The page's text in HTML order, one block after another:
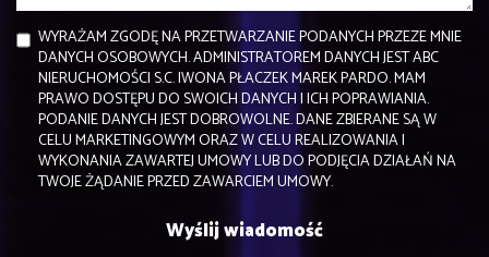
WYRAŻAM ZGODĘ NA PRZETWARZANIE PODANYCH PRZEZE MNIE
DANYCH OSOBOWYCH. ADMINISTRATOREM DANYCH JEST ABC
NIERUCHOMOŚCI S.C. IWONA PŁACZEK MAREK PARDO. MAM
PRAWO DOSTĘPU DO SWOICH DANYCH I ICH POPRAWIANIA.
PODANIE DANYCH JEST DOBROWOLNE. DANE ZBIERANE SĄ W
CELU MARKETINGOWYM ORAZ W CELU REALIZOWANIA I
WYKONANIA ZAWARTEJ UMOWY LUB DO PODJĘCIA DZIAŁAŃ NA
TWOJE ŻĄDANIE PRZED ZAWARCIEM UMOWY.